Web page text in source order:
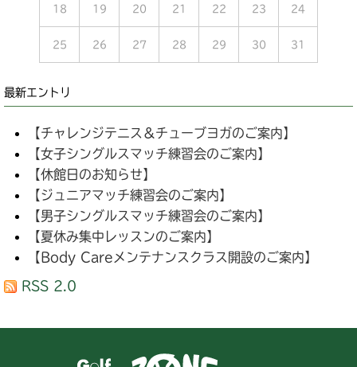
18 19 20 21 22 23 24
25 26 27 28 29 30 31
最新エントリ
【チャレンジテニス＆チューブヨガのご案内】
【女子シングルスマッチ練習会のご案内】
【休館日のお知らせ】
【ジュニアマッチ練習会のご案内】
【男子シングルスマッチ練習会のご案内】
【夏休み集中レッスンのご案内】
【Body Careメンテナンスクラス開設のご案内】
RSS 2.0